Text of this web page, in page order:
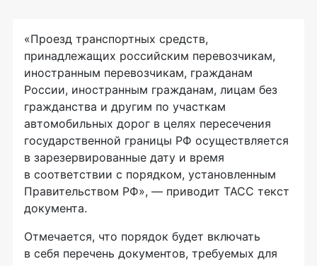
«Проезд транспортных средств,
принадлежащих российским перевозчикам,
иностранным перевозчикам, гражданам
России, иностранным гражданам, лицам без
гражданства и другим по участкам
автомобильных дорог в целях пересечения
государственной границы РФ осуществляется
в зарезервированные дату и время
в соответствии с порядком, установленным
Правительством РФ», — приводит ТАСС текст
документа.
Отмечается, что порядок будет включать
в себя перечень документов, требуемых для